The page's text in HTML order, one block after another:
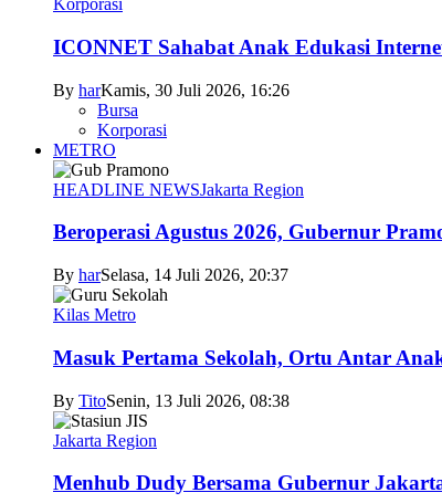
Korporasi
ICONNET Sahabat Anak Edukasi
By harKamis, 30 Juli 2026, 16:26
Bursa
Korporasi
METRO
HEADLINE NEWSJakarta Region
Beroperasi Agustus 2026, Gubernur
By harSelasa, 14 Juli 2026, 20:37
Kilas Metro
Masuk Pertama Sekolah, Ortu Antar
By TitoSenin, 13 Juli 2026, 08:38
Jakarta Region
Menhub Dudy Bersama Gubernur